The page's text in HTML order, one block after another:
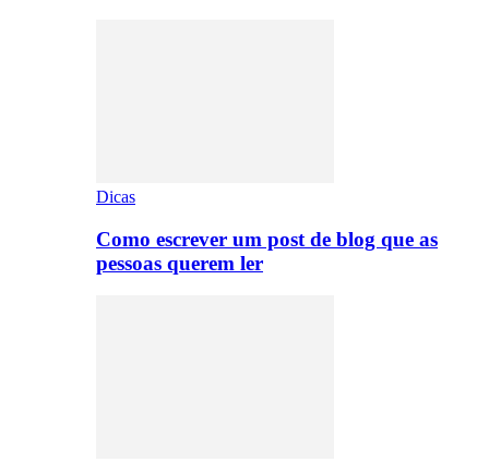
Dicas
Como escrever um post de blog que as
pessoas querem ler